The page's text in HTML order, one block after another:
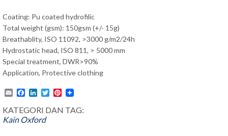
Coating: Pu coated hydrofilic
Total weight (gsm): 150gsm (+/- 15g)
Breathablity, ISO 11092, >3000 g/m2/24h
Hydrostatic head, ISO 811, > 5000 mm
Special treatment, DWR>90%
Application, Protective clothing
EmailFacebook
LinkedIn
TwitterPinterest
KATEGORI DAN TAG:
Kain Oxford